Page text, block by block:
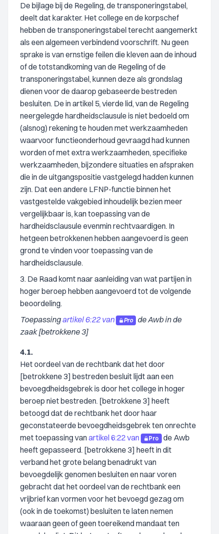
De bijlage bij de Regeling, de transponeringstabel,
deelt dat karakter. Het college en de korpschef
hebben de transponeringstabel terecht aangemerkt
als een algemeen verbindend voorschrift. Nu geen
sprake is van ernstige feilen die kleven aan de inhoud
of de totstandkoming van de Regeling of de
transponeringstabel, kunnen deze als grondslag
dienen voor de daarop gebaseerde bestreden
besluiten. De in artikel 5, vierde lid, van de Regeling
neergelegde hardheidsclausule is niet bedoeld om
(alsnog) rekening te houden met werkzaamheden
waarvoor functieonderhoud gevraagd had kunnen
worden of met extra werkzaamheden, specifieke
werkzaamheden, bijzondere situaties en afspraken
die in de uitgangspositie vastgelegd hadden kunnen
zijn. Dat een andere LFNP-functie binnen het
vastgestelde vakgebied inhoudelijk bezien meer
vergelijkbaar is, kan toepassing van de
hardheidsclausule evenmin rechtvaardigen. In
hetgeen betrokkenen hebben aangevoerd is geen
grond te vinden voor toepassing van de
hardheidsclausule.
3. De Raad komt naar aanleiding van wat partijen in
hoger beroep hebben aangevoerd tot de volgende
beoordeling.
Toepassingartikel 6:22 van Pro
de Awb in de
zaak [betrokkene 3]
4.1.
Het oordeel van de rechtbank dat het door
[betrokkene 3] bestreden besluit lijdt aan een
bevoegdheidsgebrek is door het college in hoger
beroep niet bestreden. [betrokkene 3] heeft
betoogd dat de rechtbank het door haar
geconstateerde bevoegdheidsgebrek ten onrechte
met toepassing vanartikel 6:22 van Pro
de Awb
heeft gepasseerd. [betrokkene 3] heeft in dit
verband het grote belang benadrukt van
bevoegdelijk genomen besluiten en naar voren
gebracht dat het oordeel van de rechtbank een
vrijbrief kan vormen voor het bevoegd gezag om
(ook in de toekomst) besluiten te laten nemen
waaraan geen of geen toereikend mandaat ten